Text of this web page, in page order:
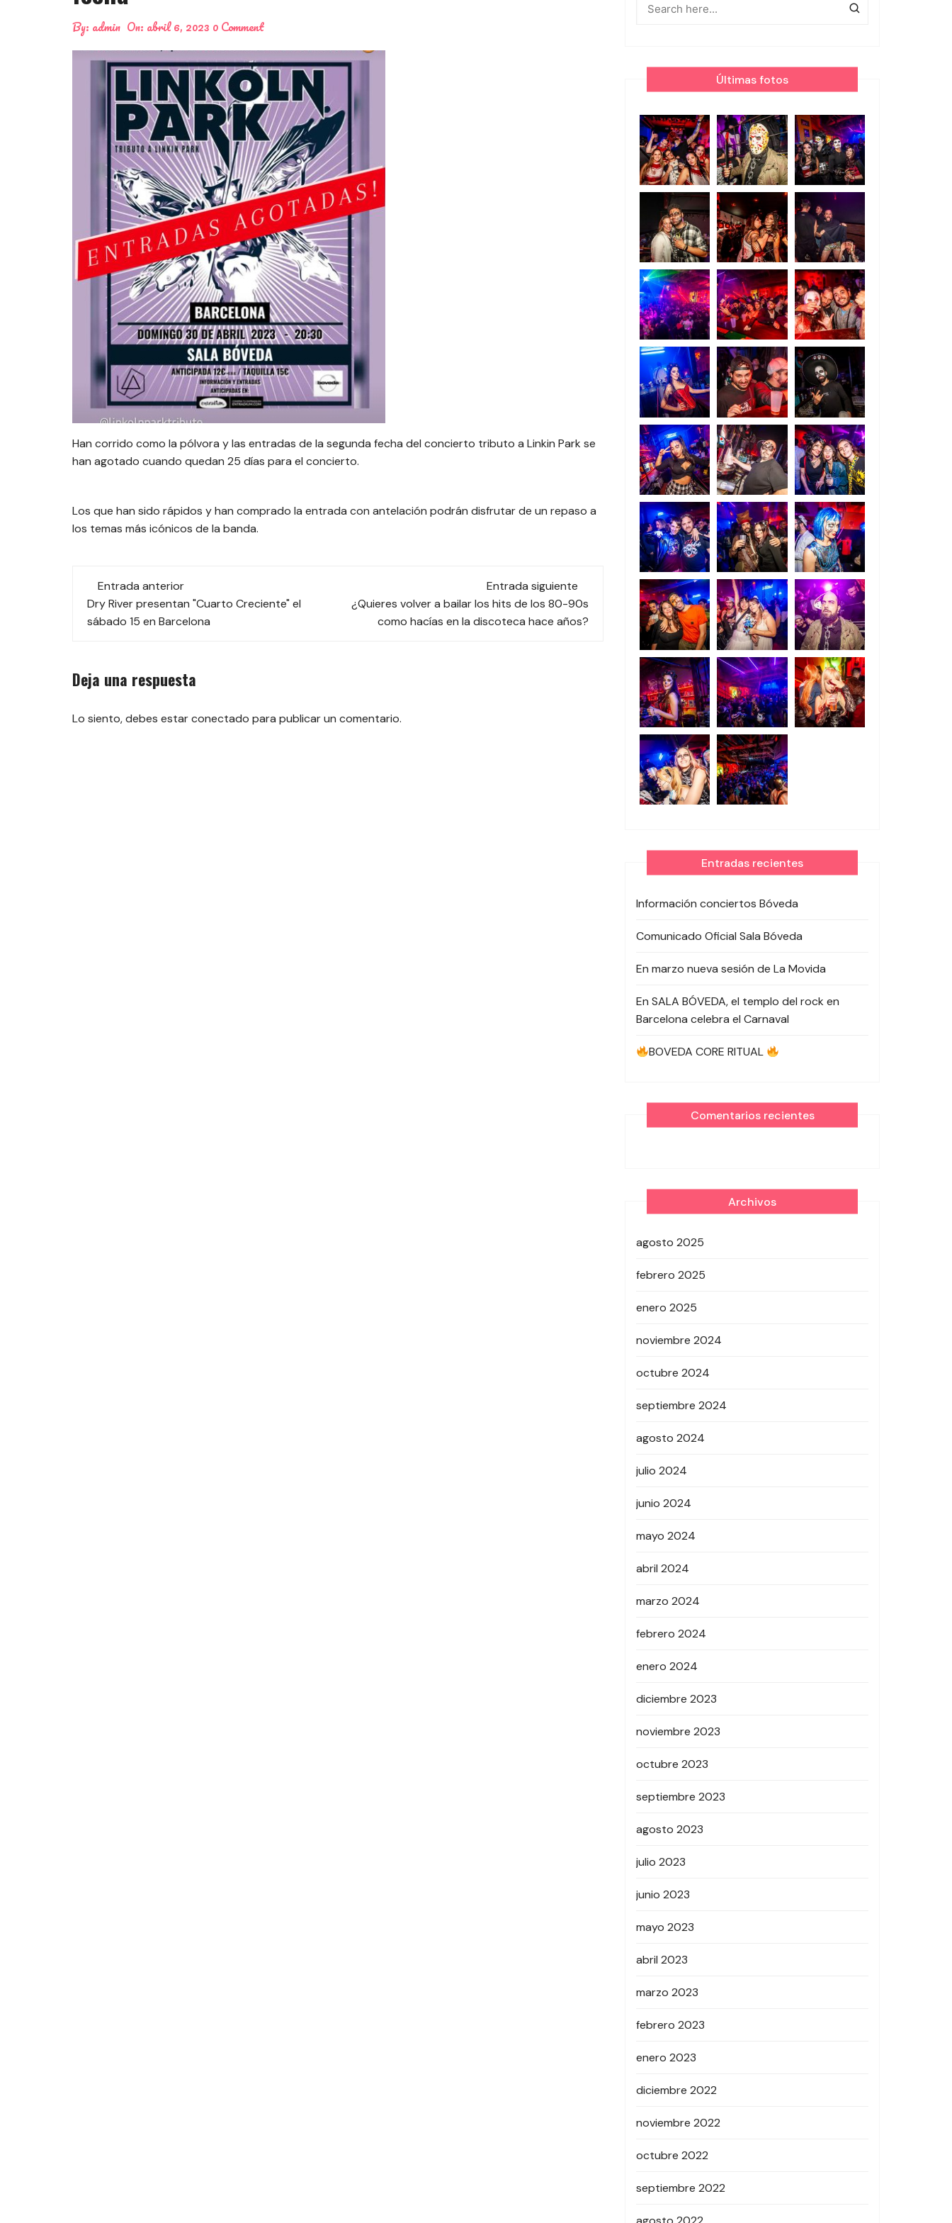
By: admin On: abril 6, 2023 0 Comment
Han corrido como la pólvora y las entradas de la segunda fecha del concierto tributo a Linkin Park se
han agotado cuando quedan 25 días para el concierto.
Los que han sido rápidos y han comprado la entrada con antelación podrán disfrutar de un repaso a
los temas más icónicos de la banda.
Navegación
de
entradas
Entrada anterior
Dry River presentan "Cuarto Creciente" el
sábado 15 en Barcelona
Entrada siguiente
¿Quieres volver a bailar los hits de los 80-90s
como hacías en la discoteca hace años?
Deja una respuesta
Lo siento, debes estarconectado para publicar un comentario.
Últimas fotos
Entradas recientes
Información conciertos Bóveda
Comunicado Oficial Sala Bóveda
En marzo nueva sesión de La Movida
En SALA BÓVEDA, el templo del rock en
Barcelona celebra el Carnaval
BOVEDA CORE RITUAL
Comentarios recientes
Archivos
agosto 2025
febrero 2025
enero 2025
noviembre 2024
octubre 2024
septiembre 2024
agosto 2024
julio 2024
junio 2024
mayo 2024
abril 2024
marzo 2024
febrero 2024
enero 2024
diciembre 2023
noviembre 2023
octubre 2023
septiembre 2023
agosto 2023
julio 2023
junio 2023
mayo 2023
abril 2023
marzo 2023
febrero 2023
enero 2023
diciembre 2022
noviembre 2022
octubre 2022
septiembre 2022